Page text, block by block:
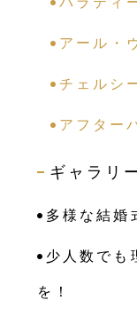
アール・
チェルシ
アフター
ギャラリ
多様な結婚
少人数でも
を！